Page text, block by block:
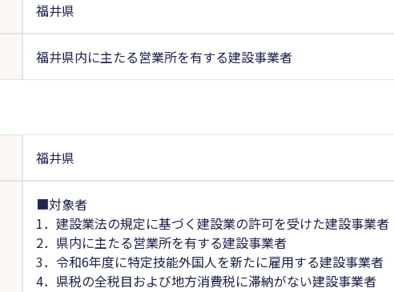
福井県
福井県内に主たる営業所を有する建設事業者
福井県
■対象者
1．建設業法の規定に基づく建設業の許可を受けた建設事業者
2．県内に主たる営業所を有する建設事業者
3．令和6年度に特定技能外国人を新たに雇用する建設事業
4．県税の全税目および地方消費税に滞納がない建設事業者